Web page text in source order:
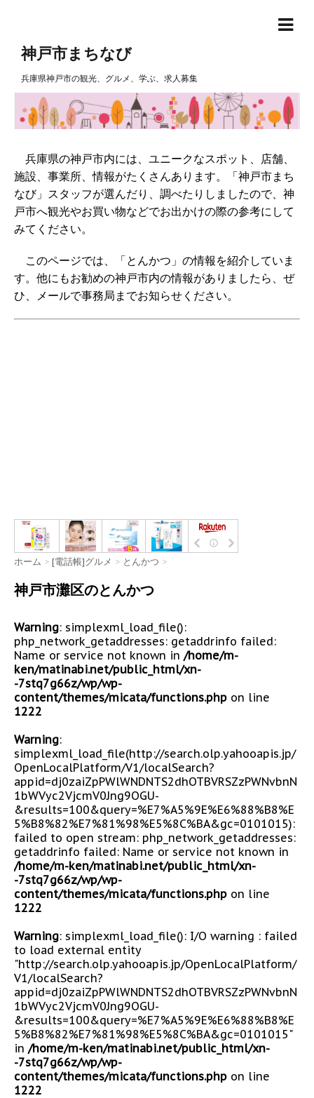
神戸市まちなび
兵庫県神戸市の観光、グルメ、学ぶ、求人募集
兵庫県の神戸市内には、ユニークなスポット、店舗、
施設、事業所、情報がたくさんあります。「神戸市まち
なび」スタッフが選んだり、調べたりしましたので、神
戸市へ観光やお買い物などでお出かけの際の参考にして
みてください。
このページでは、「とんかつ」の情報を紹介していま
す。他にもお勧めの神戸市内の情報がありましたら、ぜ
ひ、メールで事務局までお知らせください。
ホーム > [電話帳]グルメ > とんかつ >
神戸市灘区のとんかつ
Warning: simplexml_load_file():
php_network_getaddresses: getaddrinfo failed:
Name or service not known in /home/m-
ken/matinabi.net/public_html/xn-
-7stq7g66z/wp/wp-
content/themes/micata/functions.php on line
1222
Warning:
simplexml_load_file(http://search.olp.yahooapis.jp/
OpenLocalPlatform/V1/localSearch?
appid=dj0zaiZpPWlWNDNTS2dhOTBVRSZzPWNvbnN
1bWVyc2VjcmV0Jng9OGU-
&results=100&query=%E7%A5%9E%E6%88%B8%E
5%B8%82%E7%81%98%E5%8C%BA&gc=0101015):
failed to open stream: php_network_getaddresses:
getaddrinfo failed: Name or service not known in
/home/m-ken/matinabi.net/public_html/xn-
-7stq7g66z/wp/wp-
content/themes/micata/functions.php on line
1222
Warning: simplexml_load_file(): I/O warning : failed
to load external entity
"http://search.olp.yahooapis.jp/OpenLocalPlatform/
V1/localSearch?
appid=dj0zaiZpPWlWNDNTS2dhOTBVRSZzPWNvbnN
1bWVyc2VjcmV0Jng9OGU-
&results=100&query=%E7%A5%9E%E6%88%B8%E
5%B8%82%E7%81%98%E5%8C%BA&gc=0101015"
in /home/m-ken/matinabi.net/public_html/xn-
-7stq7g66z/wp/wp-
content/themes/micata/functions.php on line
1222